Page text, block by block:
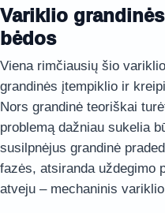
Variklio
bėdos
Viena rimčiausių šio
grandinės įtempiklio ir
Nors grandinė teoriškai
problemą dažniau sukelia
susilpnėjus grandinė
fazės, atsiranda uždegimo
atveju – mechaninis